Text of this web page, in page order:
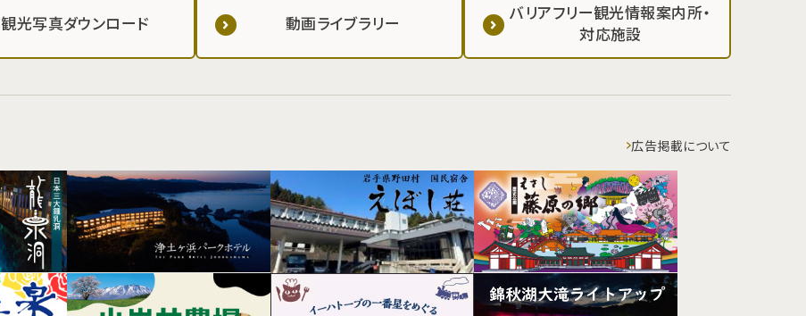
観光写真ダウンロード 動画ライブラリー
バリアフリー観光情報案内所・
対応施設
広告掲載について